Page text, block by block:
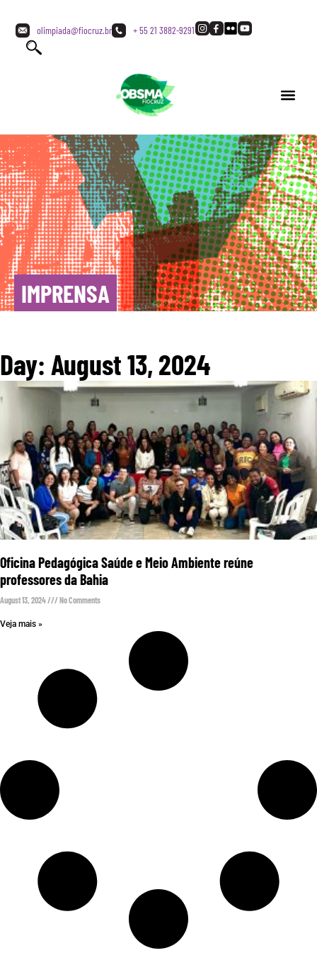
olimpiada@fiocruz.br + 55 21 3882-9291
IMPRENSA
Day: August 13, 2024
Oficina Pedagógica Saúde e Meio Ambiente reúne
professores da Bahia
August 13, 2024 No Comments
Veja mais »